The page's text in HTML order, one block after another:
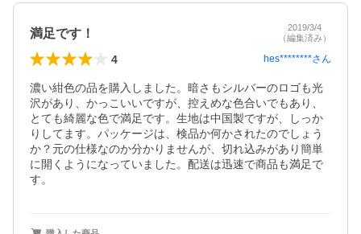
満足です！
2019/3/4
（編集済み）
4 hes********さん
濃い紺色の品を購入しました。暗さもシルバーのロゴも光
沢があり、かっこいいですが、控えめな色合いでもあり、
とても綺麗な色で満足です。生地は中国製ですが、しっか
りしてます。パッケージは、検品か何かされたのでしょう
か？元の仕様なのか分かりませんが、切れ込みがあり簡単
に開くようになっていました。配送は迅速で商品も満足で
す。